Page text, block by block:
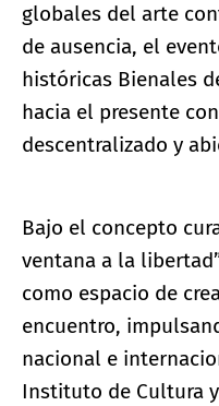
globales del arte
de ausencia, el
históricas Bienales
hacia el presente
descentralizado y
Bajo el concepto
ventana a la
como espacio de
encuentro,
nacional e
Instituto de Cultura